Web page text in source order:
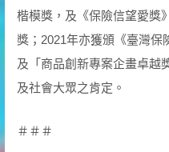
楷模獎，及《保險信望愛獎
獎；2021年亦獲頒《臺灣保
及「商品創新專案企畫卓越
及社會大眾之肯定。
＃＃＃